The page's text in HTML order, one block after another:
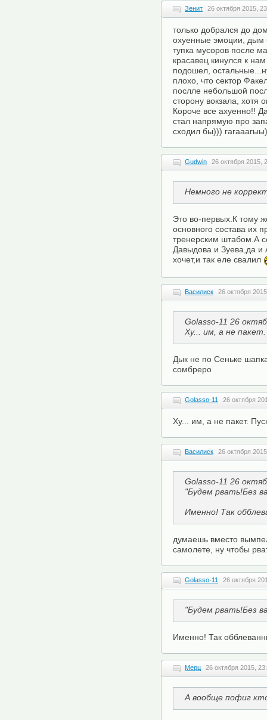
Зенит 26 октября 2015,
только добрался до
охуенные эмоции, дым
тупка мусоров после
красавец кинулся к
подошел,
плохо, что сектор
послле небольшой
сторону вокзала, хотя
Короче все ахуенно!!
стал напрямую про
сходил бы)))
Gudwin 26 октября 2015,
Немного не
Это во-первых.К тому
основного состава их
тренерским штабом.А
Давыдова и Зуева,да и
хочет,и так еле свалил
Василиск 26 октября
Golasso-11 26
Ху... им, а не
Дык не по Сеньке
сомбреро
Golasso-11 26 октября
Ху... им, а не пакет.
Василиск 26 октября
Golasso-11 26
"Будем рвать!Без
Именно! Так
думаешь вместо
самолете, ну чтобы
Golasso-11 26 октября
"Будем рвать!Без
Именно! Так
Мерц 26 октября 2015,
А вообще пофиг